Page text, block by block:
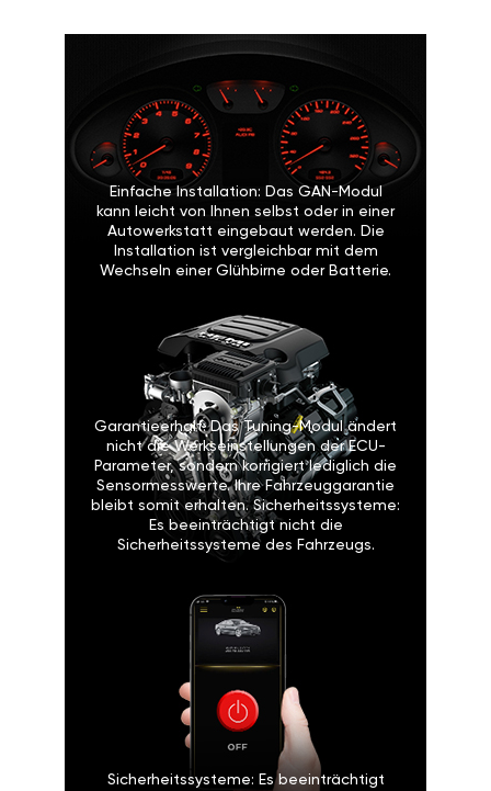
Einfache Installation: Das GAN-Modul
kann leicht von Ihnen selbst oder in einer
Autowerkstatt eingebaut werden. Die
Installation ist vergleichbar mit dem
Wechseln einer Glühbirne oder Batterie.
Garantieerhalt: Das Tuning-Modul ändert
nicht die Werkseinstellungen der ECU-
Parameter, sondern korrigiert lediglich die
Sensormesswerte. Ihre Fahrzeuggarantie
bleibt somit erhalten. Sicherheitssysteme:
Es beeinträchtigt nicht die
Sicherheitssysteme des Fahrzeugs.
Sicherheitssysteme: Es beeinträchtigt